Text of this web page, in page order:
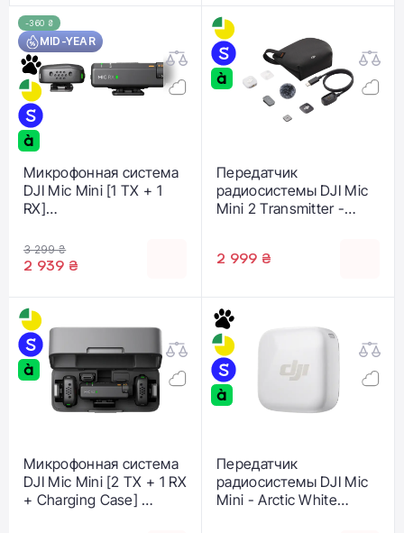
-360 ₴
MID-YEAR
Микрофонная система
DJI Mic Mini [1 TX + 1
RX]
3 299 ₴
2 939 ₴
Передатчик
радиосистемы DJI Mic
Mini 2 Transmitter -
2 999 ₴
Микрофонная система
DJI Mic Mini [2 TX + 1 RX
+ Charging Case] ​​
Передатчик
радиосистемы DJI Mic
Mini - Arctic White